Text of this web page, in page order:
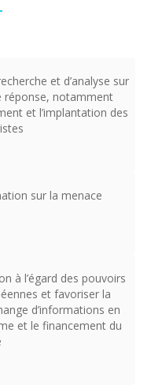
et d’analyse sur
réponse, notamment
et l’implantation des
sur la menace
à l’égard des pouvoirs
et favoriser la
d’informations en
et le financement du